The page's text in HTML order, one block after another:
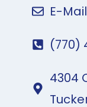
E-
(770)
4304